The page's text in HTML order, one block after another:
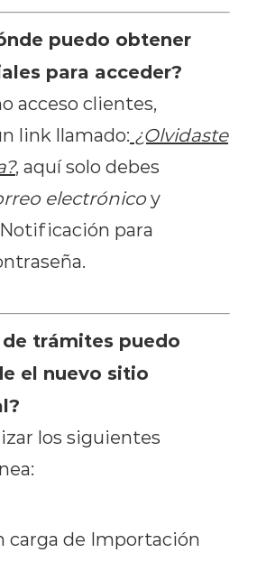
puedo obtener
para acceder?
acceso clientes,
link llamado: ¿Olvidaste
, aquí solo debes
electrónicoy
para
de trámites puedo
el nuevo sitio
los siguientes
carga de Importación